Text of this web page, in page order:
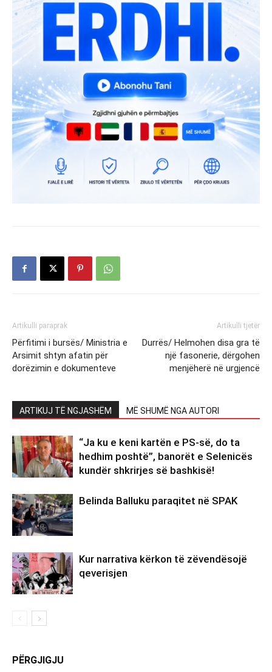
Artikulli paraprak
Përfitimi i bursës/ Ministria e
Arsimit shtyn afatin për
dorëzimin e dokumenteve
Artikulli tjetër
Durrës/ Helmohen disa gra të
një fasonerie, dërgohen
menjëherë në urgjencë
ARTIKUJ TË NGJASHËM MË SHUMË NGA AUTORI
“Ja ku e keni kartën e PS-së, do ta
hedhim poshtë”, banorët e Selenicës
kundër shkrirjes së bashkisë!
Belinda Balluku paraqitet në SPAK
Kur narrativa kërkon të zëvendësojë
qeverisjen
PËRGJIGJU